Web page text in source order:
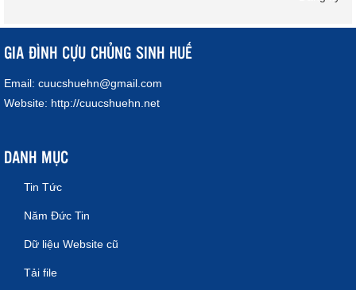
GIA ĐÌNH CỰU CHỦNG SINH HUẾ
Email: cuucshuehn@gmail.com
Website: http://cuucshuehn.net
DANH MỤC
Tin Tức
Năm Đức Tin
Dữ liệu Website cũ
Tải file